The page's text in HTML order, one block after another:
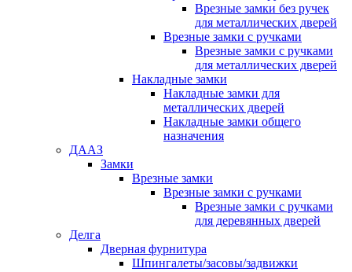
Врезные замки без ручек
для металлических дверей
Врезные замки с ручками
Врезные замки с ручками
для металлических дверей
Накладные замки
Накладные замки для
металлических дверей
Накладные замки общего
назначения
ДААЗ
Замки
Врезные замки
Врезные замки с ручками
Врезные замки с ручками
для деревянных дверей
Делга
Дверная фурнитура
Шпингалеты/засовы/задвижки